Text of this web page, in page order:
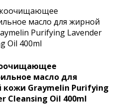
масло для
кожи Graymelin Purifying
Cleansing Oil 400ml